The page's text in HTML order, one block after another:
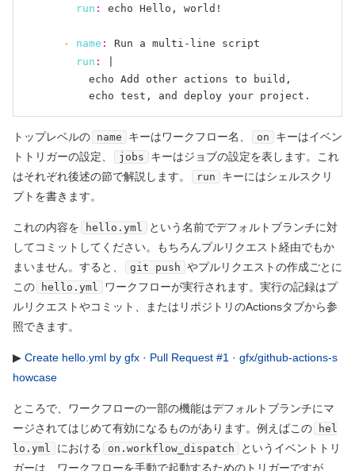
run : echo Hello, world!
- name :
Run a multi-line script
run :
トップレベルの name キーはワークフロー名、 on
キーはイベン
トトリガーの設定、
jobs
キーはジョブの設定を表します。これ
はそれぞれ後述の節で解説します。
run
キーにはシェルスクリ
プトを書きます。
これの内容を hello.yml
という名前でデフォルトブランチに対
してコミットしてください。もちろんプルリクエスト経由でもか
まいません。すると、
git push やプルリクエストの作成ごとに
この
hello.yml
ワークフローが実行されます。実行の記録はプ
ルリクエストやコミット、またはリポジトリのActionsタブから参
照できます。
▶ Create hello.yml by gfx · Pull Request #1 · gfx/github-actions-s
howcase
ところで、ワークフローの一部の機能はデフォルトブランチにマ
ージされてはじめて有効になるものがあります。例えばこの
hel
lo.yml
における on.workflow_dispatch
というイベントトリ
ガーは、ワークフローを手動で起動するためのトリガーですが、